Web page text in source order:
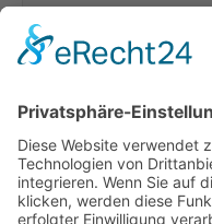
BON SCOTT